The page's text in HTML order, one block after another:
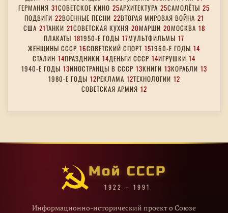
ГЕРМАНИЯ 31СОВЕТСКОЕ КИНО 25АРХИТЕКТУРА 25САМОЛЁТЫ 25
ПОДВИГИ 22ВОЕННЫЕ ПЕСНИ 22ВТОРАЯ МИРОВАЯ ВОЙНА 21
США 21ТАНКИ 21СОВЕТСКАЯ КУХНЯ 20МАРШИ 20МОСКВА 18
ПЛАКАТЫ 181950-Е ГОДЫ 17МУЛЬТФИЛЬМЫ 17
ЖЕНЩИНЫ СССР 16СОВЕТСКИЙ СПОРТ 151960-Е ГОДЫ 14
СТАЛИН 14ПРАЗДНИКИ 14ДЕНЬГИ СССР 14ИГРУШКИ 14
1940-Е ГОДЫ 13ИНОСТРАНЦЫ В СССР 13КНИГИ 13КОРАБЛИ 13
1980-Е ГОДЫ 12РЕКЛАМА 12ТЕХНОЛОГИИ 12
СОВЕТСКАЯ АРМИЯ 12
Мой СССР
1922 – 1991
Информационно-исторический проект о Союзе